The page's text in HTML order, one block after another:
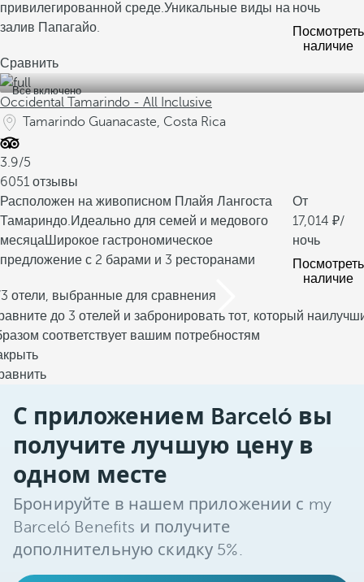
привилегированной среде.Уникальные виды на
залив Папагайо.
ночь
Посмотреть
наличие
Сравнить
Все включено
Occidental Tamarindo - All Inclusive
Tamarindo Guanacaste, Costa Rica
3.9/5
6051 отзывы
Расположен на живописном Плайя Лангоста
Тамариндо.Идеально для семей и медового
месяцаШирокое гастрономическое
предложение с 2 барами и 3 ресторанами
От
17,014
/
ночь
Посмотреть
наличие
отели, выбранные для сравнения
до 3 отелей и забронировать тот, который
соответствует вашим потребностям
С приложением Barceló вы
получите лучшую цену в
одном месте
Бронируйте в нашем приложении с my
Barceló Benefits и получите
дополнительную скидку 5%.